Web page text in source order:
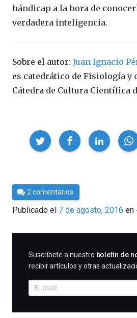
hándicap a la hora de
verdadera inteligencia.
Sobre el autor: Juan Ignacio
es catedrático de Fisiología y
Cátedra de Cultura Científica
Compartir
Por
Cultura
Cientifica
2 comentarios
Publicado el 7 de agosto, 2016 en
SUSCRIBIRME
Suscríbete a nuestro boletín de
recibir artículos y otras